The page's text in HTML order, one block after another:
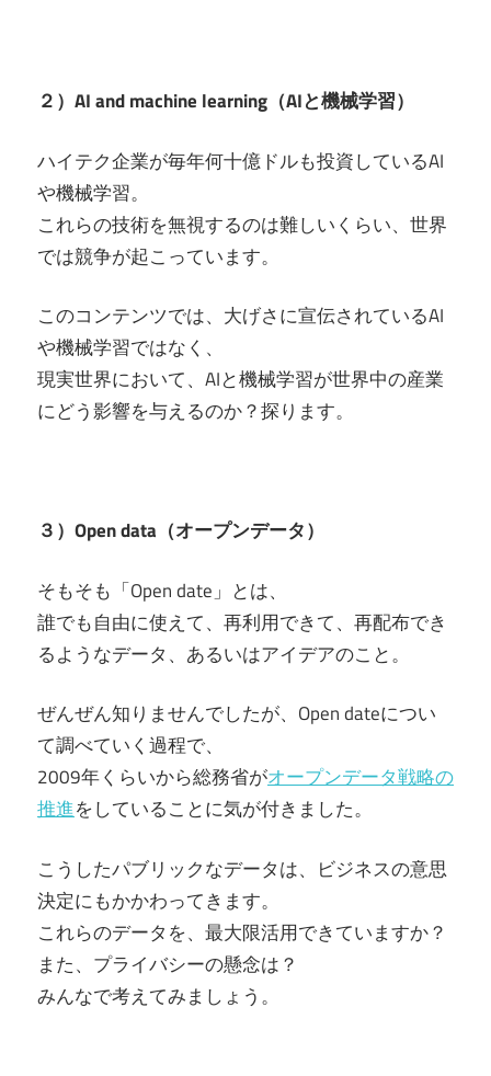
２）AI and machine learning（AIと機械学習）
ハイテク企業が毎年何十億ドルも投資しているAI
や機械学習。
これらの技術を無視するのは難しいくらい、世界
では競争が起こっています。
このコンテンツでは、大げさに宣伝されているAI
や機械学習ではなく、
現実世界において、AIと機械学習が世界中の産業
にどう影響を与えるのか？探ります。
３）Open data（オープンデータ）
そもそも「Open date」とは、
誰でも自由に使えて、再利用できて、再配布でき
るようなデータ、あるいはアイデアのこと。
ぜんぜん知りませんでしたが、Open dateについ
て調べていく過程で、
2009年くらいから総務省がオープンデータ戦略の
推進をしていることに気が付きました。
こうしたパブリックなデータは、ビジネスの意思
決定にもかかわってきます。
これらのデータを、最大限活用できていますか？
また、プライバシーの懸念は？
みんなで考えてみましょう。